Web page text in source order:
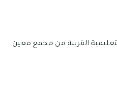
القريبة من مجمع معين